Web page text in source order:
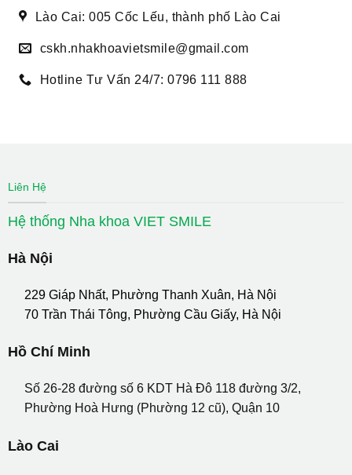
Lào Cai: 005 Cốc Lếu, thành phố Lào Cai
cskh.nhakhoavietsmile@gmail.com
Hotline Tư Vấn 24/7: 0796 111 888
Liên Hệ
Hệ thống Nha khoa VIET SMILE
Hà Nội
229 Giáp Nhất, Phường Thanh Xuân, Hà Nội
70 Trần Thái Tông, Phường Cầu Giấy, Hà Nội
Hồ Chí Minh
Số 26-28 đường số 6 KDT Hà Đô 118 đường 3/2,
Phường Hoà Hưng (Phường 12 cũ), Quận 10
Lào Cai